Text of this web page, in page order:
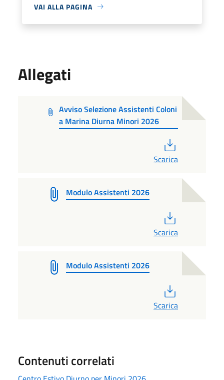
VAI ALLA PAGINA
Allegati
Avviso Selezione Assistenti Coloni
a Marina Diurna Minori 2026
Scarica
Modulo Assistenti 2026
Scarica
Modulo Assistenti 2026
Scarica
Contenuti correlati